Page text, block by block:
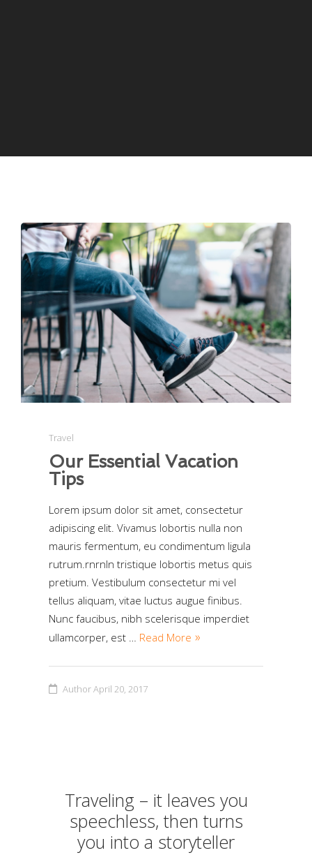
Travel
Our Essential Vacation
Tips
Lorem ipsum dolor sit amet, consectetur
adipiscing elit. Vivamus lobortis nulla non
mauris fermentum, eu condimentum ligula
rutrum.rnrnIn tristique lobortis metus quis
pretium. Vestibulum consectetur mi vel
tellus aliquam, vitae luctus augue finibus.
Nunc faucibus, nibh scelerisque imperdiet
ullamcorper, est … Read More
AuthorApril 20, 2017
Traveling – it leaves you
speechless, then turns
you into a storyteller